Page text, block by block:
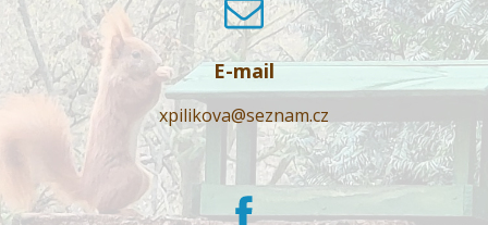
E-mail
xpilikova@seznam.cz